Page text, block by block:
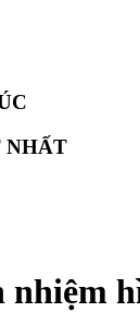
NHẤT
nhiệm